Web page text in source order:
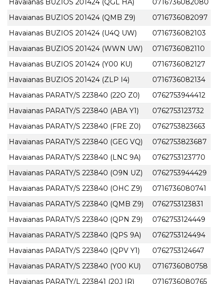
Havaianas BUZIOS 201424 (QGL HA)
0716736082080
Havaianas BUZIOS 201424 (QMB Z9)
0716736082097
Havaianas BUZIOS 201424 (U4Q UW)
0716736082103
Havaianas BUZIOS 201424 (WWN UW)
0716736082110
Havaianas BUZIOS 201424 (Y00 KU)
0716736082127
Havaianas BUZIOS 201424 (ZLP I4)
0716736082134
Havaianas PARATY/S 223840 (22O Z0)
0762753944412
Havaianas PARATY/S 223840 (ABA Y1)
0762753123732
Havaianas PARATY/S 223840 (FRE Z0)
0762753823663
Havaianas PARATY/S 223840 (GEG VQ)
0762753823687
Havaianas PARATY/S 223840 (LNC 9A)
0762753123770
Havaianas PARATY/S 223840 (O9N UZ)
0762753944429
Havaianas PARATY/S 223840 (OHC Z9)
0716736080741
Havaianas PARATY/S 223840 (QMB Z9)
0762753123831
Havaianas PARATY/S 223840 (QPN Z9)
0762753124449
Havaianas PARATY/S 223840 (QPS 9A)
0762753124494
Havaianas PARATY/S 223840 (QPV Y1)
0762753124647
Havaianas PARATY/S 223840 (Y00 KU)
0716736080758
Havaianas PARATY/L 223841 (20J IR)
0716736080765